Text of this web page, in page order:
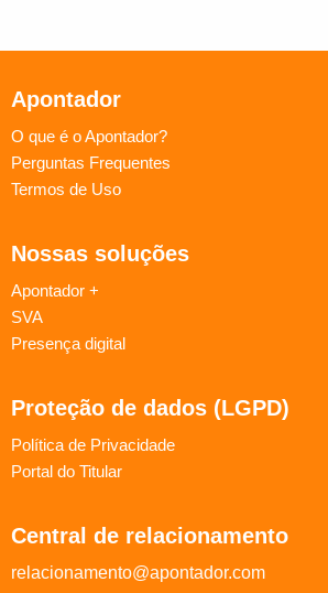
Apontador
O que é o Apontador?
Perguntas Frequentes
Termos de Uso
Nossas soluções
Apontador +
SVA
Presença digital
Proteção de dados (LGPD)
Política de Privacidade
Portal do Titular
Central de relacionamento
relacionamento@apontador.com